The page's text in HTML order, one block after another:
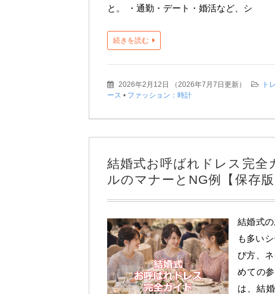
と。 ・通勤・デート・婚活など、シ
続きを読む
2026年2月12日 （2026年7月7日更新） ト
ース • ファッション：時計
結婚式お呼ばれドレス完全
ルのマナーとNG例【保存版
結婚式
も多い
び方、
めての
は、結